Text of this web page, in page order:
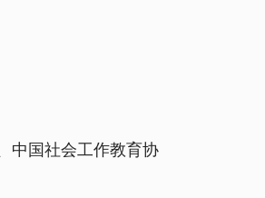
中国社会工作教育协